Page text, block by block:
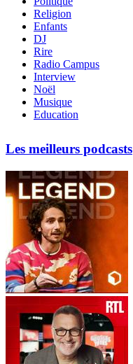
Religion
Enfants
DJ
Rire
Radio Campus
Interview
Noël
Musique
Education
Les meilleurs podcasts